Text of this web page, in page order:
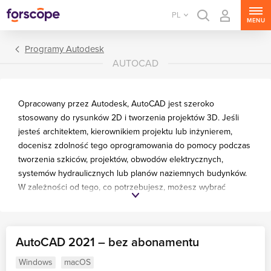
PL
MENU
Programy Autodesk
AUTOCAD
Opracowany przez Autodesk, AutoCAD jest szeroko
stosowany do rysunków 2D i tworzenia projektów 3D. Jeśli
jesteś architektem, kierownikiem projektu lub inżynierem,
docenisz zdolność tego oprogramowania do pomocy podczas
tworzenia szkiców, projektów, obwodów elektrycznych,
systemów hydraulicznych lub planów naziemnych budynków.
W zależności od tego, co potrzebujesz, możesz wybrać
między starszymi wersjami (od 2011 roku) a nowymi, aż do
Często zadawane pytania
AutoCAD 2021 – bez abonamentu
Windows macOS